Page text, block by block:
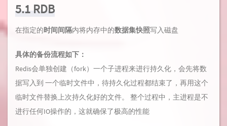
5.1 RDB
在指定的时间间隔内将内存中的数据集快照写入磁盘
具体的备份流程如下：
Redis会单独创建（fork）一个子进程来进行持久化，会先将数
据写入到 一个临时文件中，待持久化过程都结束了，再用这个
临时文件替换上次持久化好的文件。 整个过程中，主进程是不
进行任何IO操作的，这就确保了极高的性能